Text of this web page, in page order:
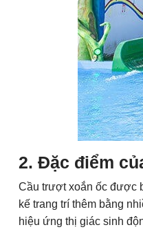
2. Đặc điểm
Cầu trượt xoắn ốc được
kế trang trí thêm bằng
hiệu ứng thị giác sinh